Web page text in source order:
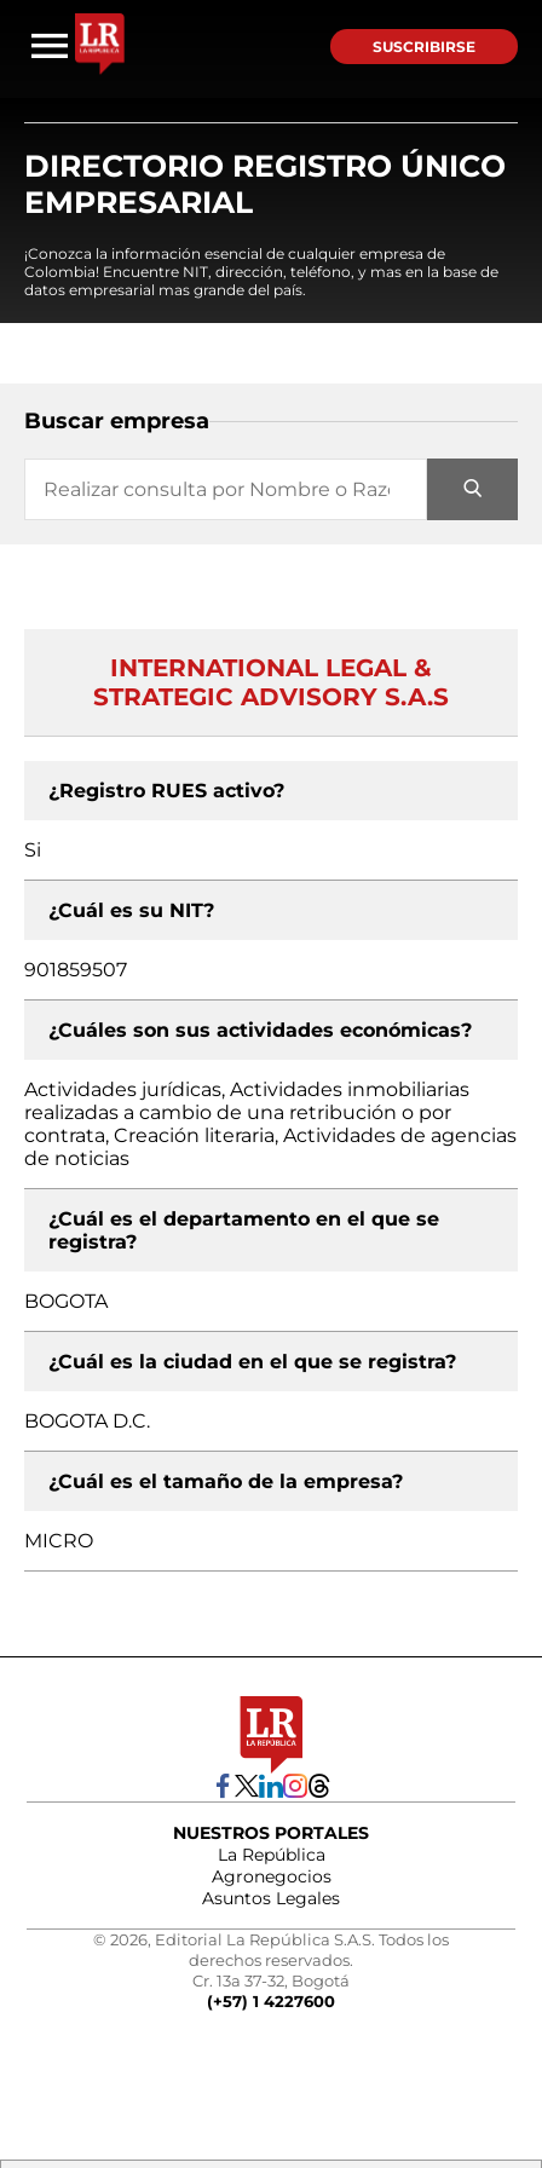
SUSCRIBIRSE
DIRECTORIO REGISTRO ÚNICO
EMPRESARIAL
¡Conozca la información esencial de cualquier empresa de
Colombia! Encuentre NIT, dirección, teléfono, y mas en la base de
datos empresarial mas grande del país.
Buscar empresa
INTERNATIONAL LEGAL &
STRATEGIC ADVISORY S.A.S
¿Registro RUES activo?
Si
¿Cuál es su NIT?
901859507
¿Cuáles son sus actividades económicas?
Actividades jurídicas, Actividades inmobiliarias
realizadas a cambio de una retribución o por
contrata, Creación literaria, Actividades de agencias
de noticias
¿Cuál es el departamento en el que se
registra?
BOGOTA
¿Cuál es la ciudad en el que se registra?
BOGOTA D.C.
¿Cuál es el tamaño de la empresa?
MICRO
NUESTROS PORTALES
La República
Agronegocios
Asuntos Legales
© 2026, Editorial La República S.A.S. Todos los
derechos reservados.
Cr. 13a 37-32, Bogotá
(+57) 1 4227600